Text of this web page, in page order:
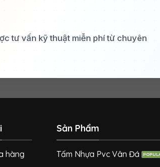
tư vấn kỹ thuật miễn phí từ chuyên
hàng
Sản Phẩm
Tấm Nhựa Pvc Vân Đá